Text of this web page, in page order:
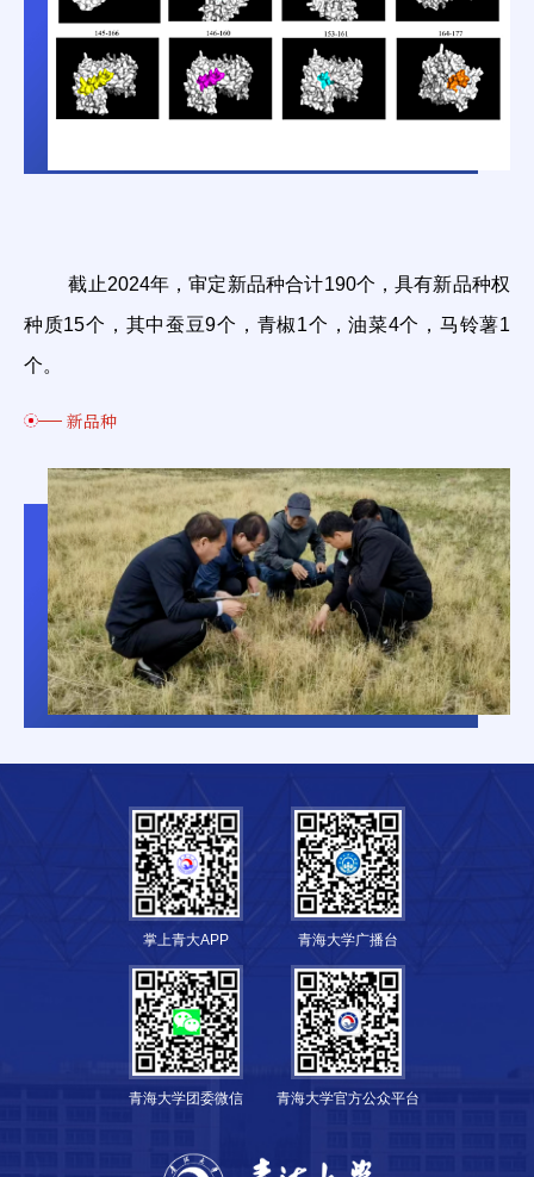
截止2024年，审定新品种合计190个，具有新品种权
种质15个，其中蚕豆9个，青椒1个，油菜4个，马铃薯1
个。
新品种
掌上青大APP 青海大学广播台
青海大学团委微信 青海大学官方公众平台